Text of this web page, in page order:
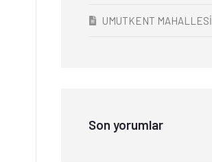
UMUTKENT MAHALLESİ
Son yorumlar